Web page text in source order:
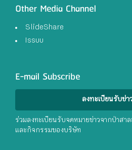
Other Media Channel
SlideShare
Issuu
E-mail Subscribe
ลงทะเบียนรับข่า
ร่วมลงทะเบียนรับจดหมายข่าวจากป่าสา
และกิจกรรมของบริษัท